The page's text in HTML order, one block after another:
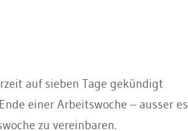
auf sieben Tage gekündigt
einer Arbeitswoche – ausser es
zu vereinbaren.